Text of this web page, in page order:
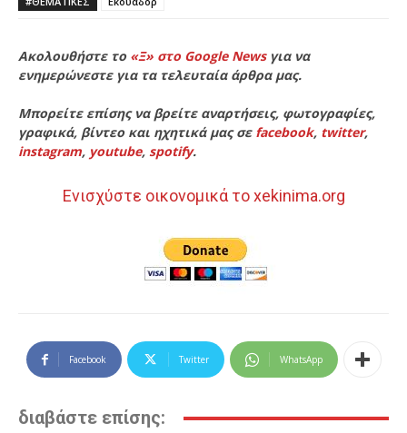
Ακολουθήστε το «Ξ» στο Google Newsγια να
ενημερώνεστε για τα τελευταία άρθρα μας.
Μπορείτε επίσης να βρείτε αναρτήσεις, φωτογραφίες,
γραφικά, βίντεο και ηχητικά μας σε facebook, twitter,
instagram, youtube, spotify.
Ενισχύστε οικονομικά το xekinima.org
Facebook Twitter WhatsApp
διαβάστε επίσης: